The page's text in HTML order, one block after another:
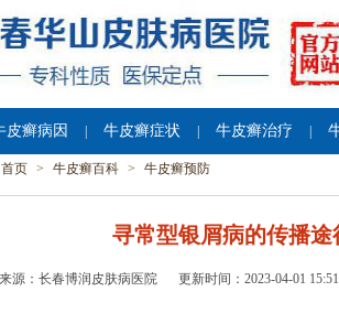
皮癣病因 牛皮癣症状 牛皮癣治疗
首页 > 牛皮癣百科 > 牛皮癣预防
寻常型银屑病的传播途
来源：长春博润皮肤病医院 更新时间：2023-04-01